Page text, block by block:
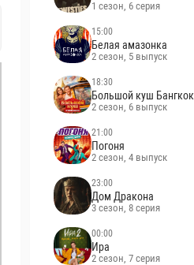
1 сезон, 6 серия
15:00
Белая амазонка
2 сезон, 5 выпуск
18:30
Большой куш Бангкок
2 сезон, 6 выпуск
21:00
Погоня
2 сезон, 4 выпуск
23:00
Дом Дракона
3 сезон, 8 серия
00:00
Ира
2 сезон, 7 серия